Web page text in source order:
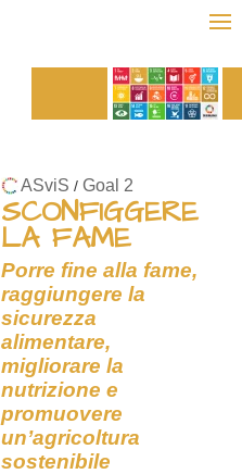
ASviS / Goal 2
SCONFIGGERE
LA FAME
Porre fine alla fame,
raggiungere la
sicurezza
alimentare,
migliorare la
nutrizione e
promuovere
un’agricoltura
sostenibile